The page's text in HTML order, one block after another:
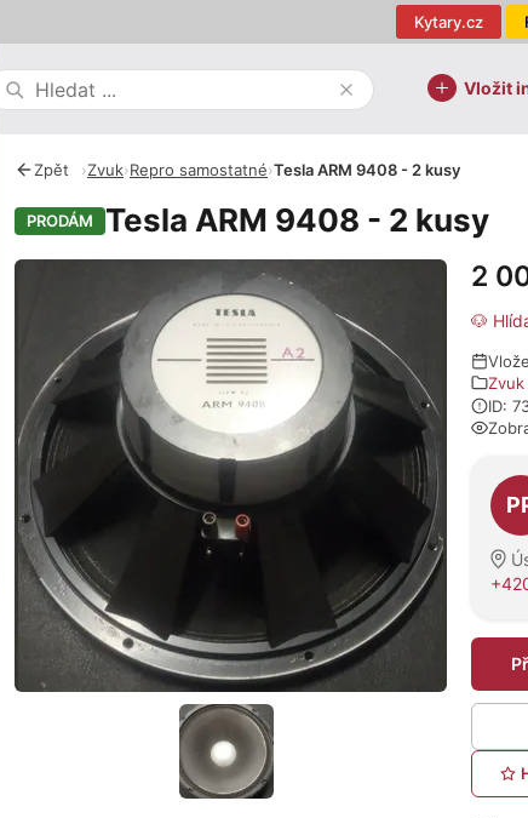
Kytary.cz
Vložit
Zpět ›Zvuk›Repro samostatné›Tesla ARM 9408 - 2 kusy
PRODÁM Tesla ARM 9408 - 2 kusy
Fotografie 2
🐶
Zvuk
ID:
O